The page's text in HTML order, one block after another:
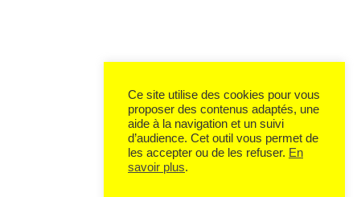
Ce site utilise des cookies pour vous
proposer des contenus adaptés, une
aide à la navigation et un suivi
d’audience. Cet outil vous permet de
les accepter ou de les refuser. En
savoir plus.